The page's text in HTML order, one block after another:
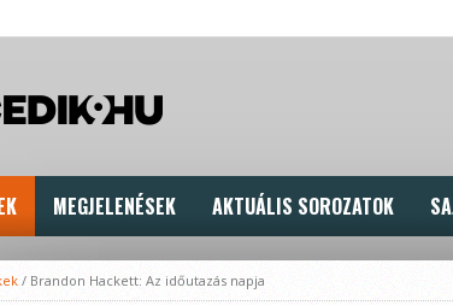
MEGJELENÉSEK AKTUÁLIS SOROZATOK
/ Brandon Hackett: Az időutazás napja